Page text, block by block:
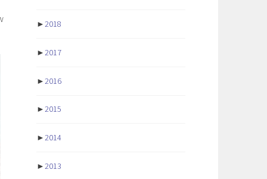
►2018
►2017
►2016
►2015
►2014
►2013